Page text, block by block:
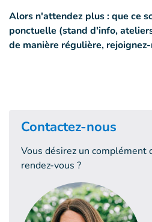
Alors n'attendez plus : que ce
ponctuelle (stand d'info,
de manière régulière,
Contactez-nous
Vous désirez un complément
rendez-vous ?